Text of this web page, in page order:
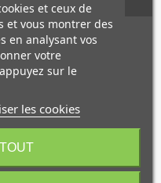
(IP57), vos données
chute dans le sable ou
le
supprimés
cartes CFexpress et
flash.
et ceux de
et vous montrer des
en analysant vos
votre
sur le
les cookies
sur votre
!